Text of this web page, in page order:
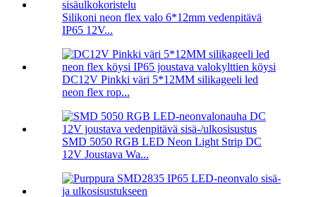
Silikoni neon flex valo 6*12mm vedenpitävä
IP65 12V...
DC12V Pinkki väri 5*12MM silikageeli led
neon flex rop...
SMD 5050 RGB LED Neon Light Strip DC
12V Joustava Wa...